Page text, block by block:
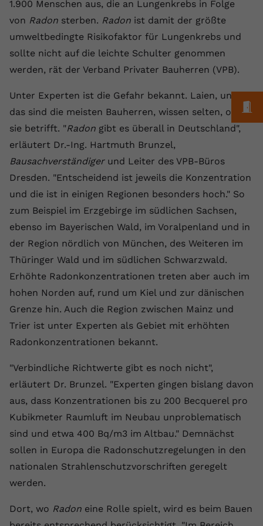
1.900 Menschen aus, die an Lungenkrebs in Folge
von Radon sterben. Radon ist damit der größte
umweltbedingte Risikofaktor für Lungenkrebs und
sollte nicht auf die leichte Schulter genommen
werden, rät der Verband Privater Bauherren (VPB).
Unter Experten ist die Gefahr bekannt. Laien, und
das sind die meisten Bauherren, wissen selten, ob es
sie betrifft. "Radon gibt es überall in Deutschland",
erläutert Dr.-Ing. Hartmuth Brunzel,
Bausachverständigerund Leiter des VPB-Büros
Dresden. "Entscheidend ist jeweils die Konzentration
und die ist in einigen Regionen besonders hoch." So
zum Beispiel im Erzgebirge im südlichen Sachsen,
ebenso im Bayerischen Wald, im Voralpenland und in
der Region nördlich von München, des Weiteren im
Thüringer Wald und im südlichen Schwarzwald.
Erhöhte Radonkonzentrationen treten aber auch im
hohen Norden auf, rund um Kiel und zur dänischen
Grenze hin. Auch die Region zwischen Mainz und
Trier ist unter Experten als Gebiet mit erhöhten
Radonkonzentrationen bekannt.
"Verbindliche Richtwerte gibt es noch nicht",
erläutert Dr. Brunzel. "Experten gingen bislang davon
aus, dass Konzentrationen bis zu 200 Becquerel pro
Kubikmeter Raumluft im Neubau unproblematisch
sind und etwa 400 Bq/m3 im Altbau." Demnächst
sollen in Europa die Radonschutzregelungen in den
nationalen Strahlenschutzvorschriften geregelt
werden.
Dort, wo Radon eine Rolle spielt, wird es beim Bauen
Laufzeit 1 Jahr
Zweck
Dieser Wert speichert Ihre Consent-
Einstellungen. Unter anderem eine
zufällig generierte ID, für die
historische Speicherung Ihrer
Webseiten-Betreiber dies eingestellt
Name fe_typo_user
VPB.de
Laufzeit Session
Zweck
Dieses Cookie wird verwendet, um die
Speicherung von
Benutzereinstellungen zu ermöglichen.
Zweck
wiederzuerkennen und statistische
Informationen zur Nutzung der
Website zu erfassen.
Name _gcl au
Laufzeit 90 Tage
Zweck
Conversion-Tracking verwendet, um
Website zuzuordnen.
Cookie-Informationen anzeigen
Externe Inhalte
Wir verwenden auf unserer Website externe Inhalte,
Anbieter vimeo.com
Zweck
Vimeo installiert dieses Cookie, um
Tracking-Informationen zu sammeln,
indem es eine eindeutige ID zum
Einbetten von Videos auf der Website
setzt.
Anbieter youtube.com
Zweck
YouTube setzt dieses Cookie über
eingebettete YouTube-Videos und
yt-remote-device-id
Anbieter Youtube.com
Session
Zweck
YouTube setzt diesen Cookie, um die
Videos verwendet.